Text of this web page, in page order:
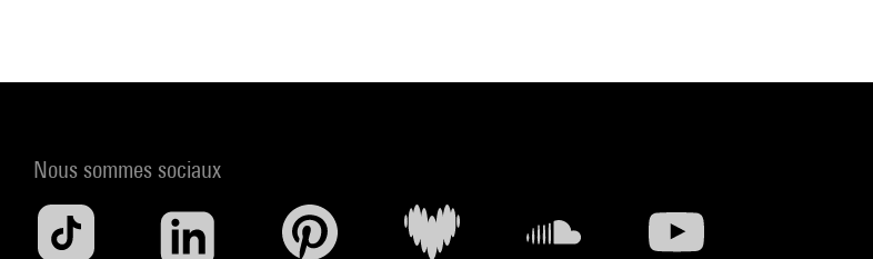
Nous sommes sociaux